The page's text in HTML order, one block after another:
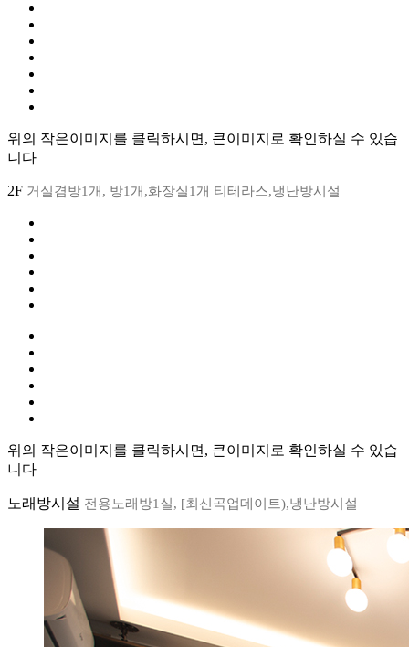
위의 작은이미지를 클릭하시면, 큰이미지로 확인하실 수 있습
니다
2F 거실겸방1개, 방1개,화장실1개 티테라스,냉난방시설
위의 작은이미지를 클릭하시면, 큰이미지로 확인하실 수 있습
니다
노래방시설 전용노래방1실, [최신곡업데이트),냉난방시설